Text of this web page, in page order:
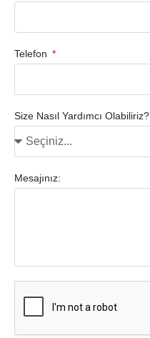
Telefon
Size Nasıl Yardımcı Olabiliriz?
Mesajınız: